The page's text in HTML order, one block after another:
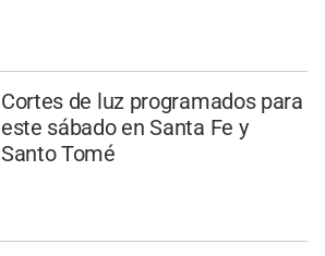
Cortes de luz programados para
este sábado en Santa Fe y
Santo Tomé